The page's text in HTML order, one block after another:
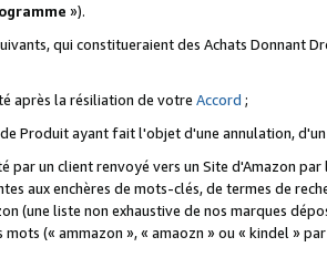
»).
qui constitueraient des Achats Donnant
après la résiliation de votre Accord ;
Produit ayant fait l'objet d'une annulation,
par un client renvoyé vers un Site d'Amazon
aux enchères de mots-clés, de termes de
(une liste non exhaustive de nos marques
(« ammazon », « amaozn » ou « kindel »